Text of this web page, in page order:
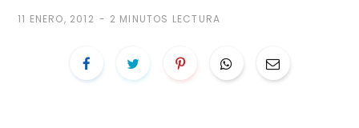
11 ENERO, 2012 2 MINUTOS LECTURA